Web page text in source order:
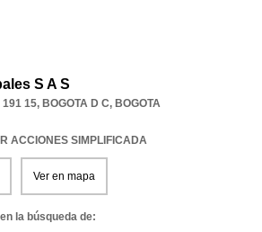
S A S
191 15, BOGOTA D C, BOGOTA
ACCIONES SIMPLIFICADA
Ver en mapa
la búsqueda de: